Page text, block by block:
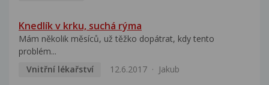
Knedlík v krku, suchá rýma
Mám několik měsíců, už těžko dopátrat, kdy tento
problém...
Vnitřní lékařství
12.6.2017 Jakub